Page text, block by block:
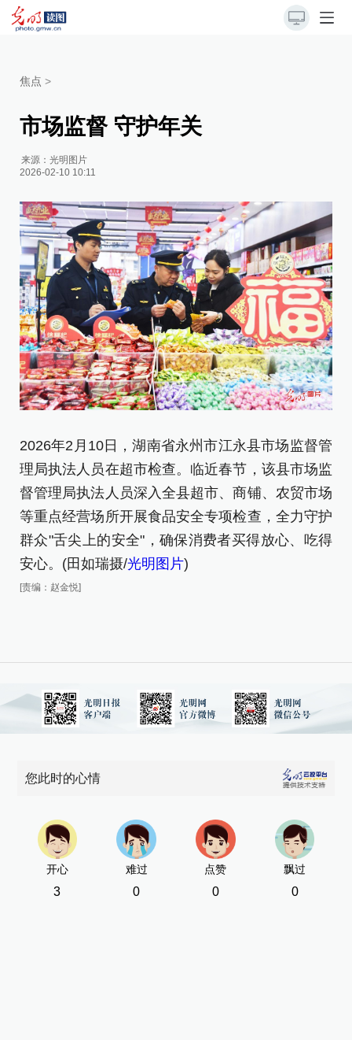
焦点 >
市场监督 守护年关
来源：光明图片
2026-02-10 10:11
2026年2月10日，湖南省永州市江永县市场监督管
理局执法人员在超市检查。临近春节，该县市场监
督管理局执法人员深入全县超市、商铺、农贸市场
等重点经营场所开展食品安全专项检查，全力守护
群众"舌尖上的安全"，确保消费者买得放心、吃得
安心。(田如瑞摄/光明图片)
[责编：赵金悦]
您此时的心情
开心
3
难过
0
点赞
0
飘过
0